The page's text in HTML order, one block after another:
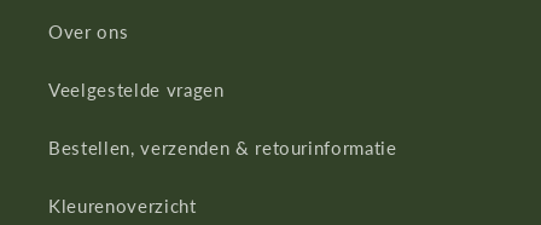
Over ons
Veelgestelde vragen
Bestellen, verzenden & retourinformatie
Kleurenoverzicht